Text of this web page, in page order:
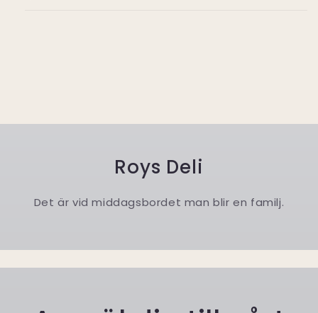
Roys Deli
Det är vid middagsbordet man blir en familj.